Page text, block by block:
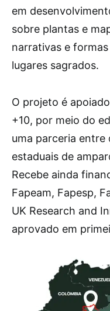
em
sobre plantas e
narrativas e
lugares sagrados.
O projeto é
+10, por meio do
uma parceria entre
estaduais de
Recebe ainda
Fapeam, Fapesp,
UK Research and
aprovado em